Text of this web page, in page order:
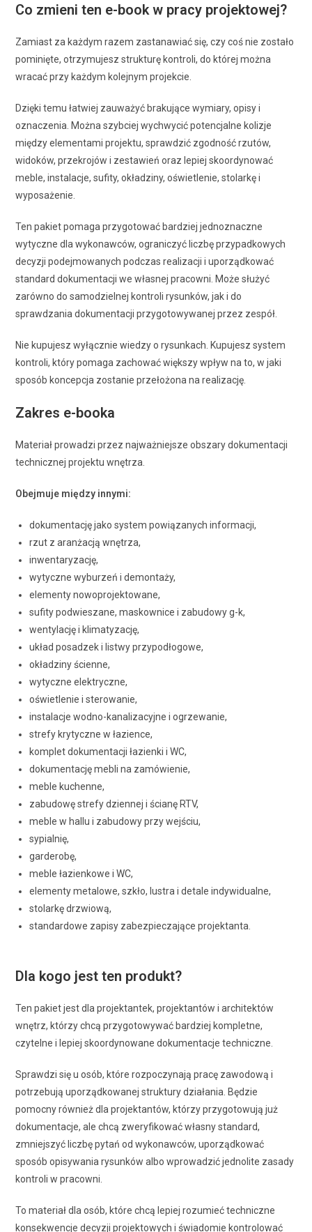
Co zmieni ten e-book w pracy projektowej?
Zamiast za każdym razem zastanawiać się, czy coś nie zostało
pominięte, otrzymujesz strukturę kontroli, do której można
wracać przy każdym kolejnym projekcie.
Dzięki temu łatwiej zauważyć brakujące wymiary, opisy i
oznaczenia. Można szybciej wychwycić potencjalne kolizje
między elementami projektu, sprawdzić zgodność rzutów,
widoków, przekrojów i zestawień oraz lepiej skoordynować
meble, instalacje, sufity, okładziny, oświetlenie, stolarkę i
wyposażenie.
Ten pakiet pomaga przygotować bardziej jednoznaczne
wytyczne dla wykonawców, ograniczyć liczbę przypadkowych
decyzji podejmowanych podczas realizacji i uporządkować
standard dokumentacji we własnej pracowni. Może służyć
zarówno do samodzielnej kontroli rysunków, jak i do
sprawdzania dokumentacji przygotowywanej przez zespół.
Nie kupujesz wyłącznie wiedzy o rysunkach. Kupujesz system
kontroli, który pomaga zachować większy wpływ na to, w jaki
sposób koncepcja zostanie przełożona na realizację.
Zakres e-booka
Materiał prowadzi przez najważniejsze obszary dokumentacji
technicznej projektu wnętrza.
Obejmuje między innymi:
dokumentację jako system powiązanych informacji,
rzut z aranżacją wnętrza,
inwentaryzację,
wytyczne wyburzeń i demontaży,
elementy nowoprojektowane,
sufity podwieszane, maskownice i zabudowy g-k,
wentylację i klimatyzację,
układ posadzek i listwy przypodłogowe,
okładziny ścienne,
wytyczne elektryczne,
oświetlenie i sterowanie,
instalacje wodno-kanalizacyjne i ogrzewanie,
strefy krytyczne w łazience,
komplet dokumentacji łazienki i WC,
dokumentację mebli na zamówienie,
meble kuchenne,
zabudowę strefy dziennej i ścianę RTV,
meble w hallu i zabudowy przy wejściu,
sypialnię,
garderobę,
meble łazienkowe i WC,
elementy metalowe, szkło, lustra i detale indywidualne,
stolarkę drzwiową,
standardowe zapisy zabezpieczające projektanta.
Dla kogo jest ten produkt?
Ten pakiet jest dla projektantek, projektantów i architektów
wnętrz, którzy chcą przygotowywać bardziej kompletne,
czytelne i lepiej skoordynowane dokumentacje techniczne.
Sprawdzi się u osób, które rozpoczynają pracę zawodową i
potrzebują uporządkowanej struktury działania. Będzie
pomocny również dla projektantów, którzy przygotowują już
dokumentacje, ale chcą zweryfikować własny standard,
zmniejszyć liczbę pytań od wykonawców, uporządkować
sposób opisywania rysunków albo wprowadzić jednolite zasady
kontroli w pracowni.
To materiał dla osób, które chcą lepiej rozumieć techniczne
konsekwencje decyzji projektowych i świadomie kontrolować